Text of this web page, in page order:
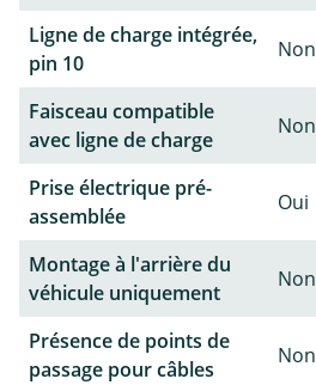
Ligne de charge intégrée,
pin 10
Non
Faisceau compatible
avec ligne de charge
Non
Prise électrique pré-
assemblée
Oui
Montage à l'arrière du
véhicule uniquement
Non
Présence de points de
passage pour câbles
Non